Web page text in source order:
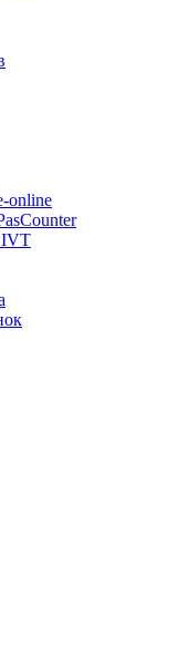
online
IVT